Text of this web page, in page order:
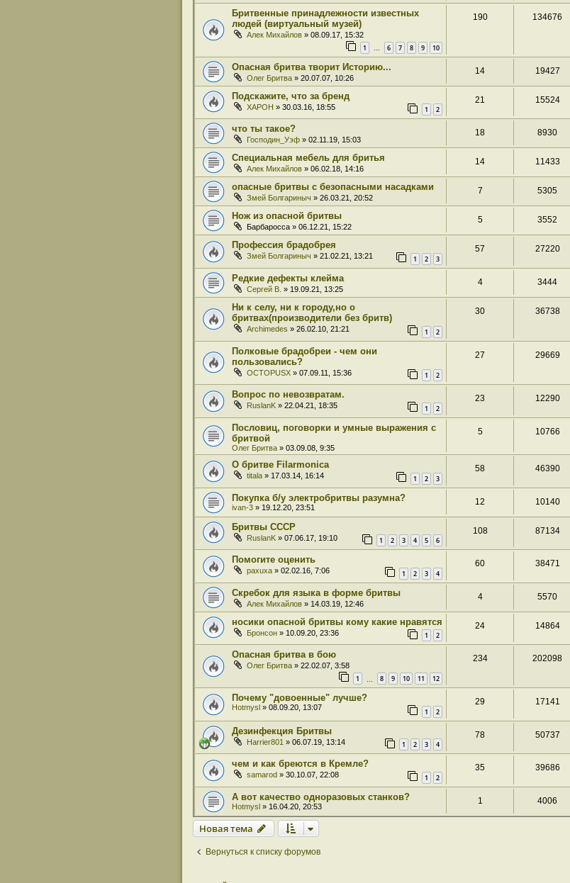
Бритвенные принадлежности известных
людей (виртуальный музей)
Алек Михайлов » 08.09.17, 15:32
1 … 6 7 8 9 10
190 134676
Опасная бритва творит Историю...
Олег Бритва » 20.07.07, 10:26
14 19427
Подскажите, что за бренд
XAPOH » 30.03.16, 18:55 1 2
21 15524
что ты такое?
Господин_Уэф » 02.11.19, 15:03
18 8930
Специальная мебель для бритья
Алек Михайлов » 06.02.18, 14:16
14 11433
опасные бритвы с безопасными насадками
Змей Болгариныч » 26.03.21, 20:52
7 5305
Нож из опасной бритвы
Барбаросса » 06.12.21, 15:22
5 3552
Профессия брадобрея
Змей Болгариныч » 21.02.21, 13:21 1 2 3
57 27220
Редкие дефекты клейма
Сергей В. » 19.09.21, 13:25
4 3444
Ни к селу, ни к городу,но о
бритвах(производители без бритв)
Archimedes » 26.02.10, 21:21 1 2
30 36738
Полковые брадобреи - чем они
пользовались?
OCTOPUSX » 07.09.11, 15:36 1 2
27 29669
Вопрос по невозвратам.
RuslanK » 22.04.21, 18:35 1 2
23 12290
Пословиц, поговорки и умные выражения с
бритвой
Олег Бритва » 03.09.08, 9:35
5 10766
О бритве Filarmonica
titala » 17.03.14, 16:14 1 2 3
58 46390
Покупка б/у электробритвы разумна?
ivan-3 » 19.12.20, 23:51
12 10140
Бритвы СССР
RuslanK » 07.06.17, 19:10 1 2 3 4 5 6
108 87134
Помогите оценить
paxuxa » 02.02.16, 7:06 1 2 3 4
60 38471
Скребок для языка в форме бритвы
Алек Михайлов » 14.03.19, 12:46
4 5570
носики опасной бритвы кому какие нравятся
Бронсон » 10.09.20, 23:36 1 2
24 14864
Опасная бритва в бою
Олег Бритва » 22.02.07, 3:58
1 8 9 10 11 12
234 202098
Почему "довоенные" лучше?
Hotmysl » 08.09.20, 13:07 1 2
29 17141
Дезинфекция Бритвы
Harrier801 » 06.07.19, 13:14 1 2 3 4
78 50737
чем и как бреются в Кремле?
samarod » 30.10.07, 22:08 1 2
35 39686
А вот качество одноразовых станков?
Hotmysl » 16.04.20, 20:53
1 4006
Новая тема
Вернуться к списку форумов